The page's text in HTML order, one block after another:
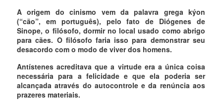
A origem do cinismo vem da palavra grega kýon
(“cão”, em português), pelo fato de Diógenes de
Sinope, o filósofo, dormir no local usado como abrigo
para cães. O filósofo faria isso para demonstrar seu
desacordo com o modo de viver dos homens.
Antístenes acreditava que a virtude era a única coisa
necessária para a felicidade e que ela poderia ser
alcançada através do autocontrole e da renúncia aos
prazeres materiais.